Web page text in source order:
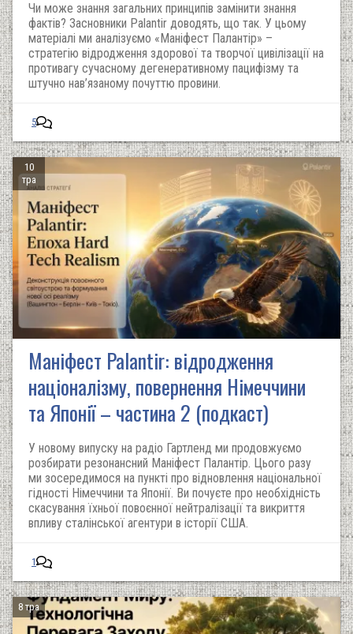
Чи може знання загальних принципів замінити знання
фактів? Засновники Palantir доводять, що так. У цьому
матеріалі ми аналізуємо «Маніфест Палантір» –
стратегію відродження здорової та творчої цивілізації на
противагу сучасному дегенеративному пацифізму та
штучно нав’язаному почуттю провини.
5
10
тра
Маніфест Palantir: відродження
націоналізму, повернення Німеччини
та Японії – частина 2 (подкаст)
У новому випуску на радіо Гартленд ми продовжуємо
розбирати резонансний Маніфест Палантір. Цього разу
ми зосередимося на пункті про відновлення національної
гідності Німеччини та Японії. Ви почуєте про необхідність
скасування їхньої повоєнної нейтралізації та викриття
впливу сталінської агентури в історії США.
1
8 тра